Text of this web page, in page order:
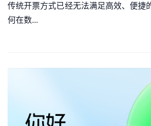
传统开票方式已经无法满足高效、便捷
何在数...